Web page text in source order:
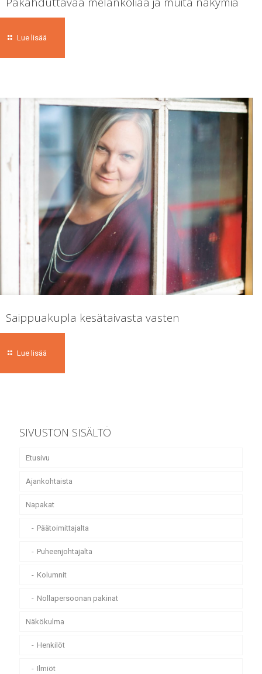
Lue lisää
Saippuakupla kesätaivasta vasten
Lue lisää
SIVUSTON SISÄLTÖ
Etusivu
Ajankohtaista
Napakat
Päätoimittajalta
Puheenjohtajalta
Kolumnit
Nollapersoonan pakinat
Näkökulma
Henkilöt
Ilmiöt